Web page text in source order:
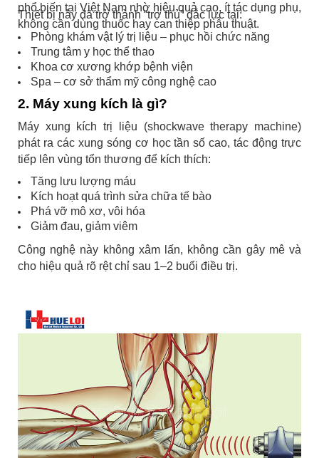
phổ biến tại Việt Nam nhờ hiệu quả cao, ít tác dụng phụ,
không cần dùng thuốc hay can thiệp phẫu thuật.
Thiết bị này đã trở thành “trợ thủ” đắc lực tại:
Phòng khám vật lý trị liệu – phục hồi chức năng
Trung tâm y học thể thao
Khoa cơ xương khớp bệnh viện
Spa – cơ sở thẩm mỹ công nghệ cao
2. Máy xung kích là gì?
Máy xung kích trị liệu (shockwave therapy machine)
phát ra các xung sóng cơ học tần số cao, tác động trực
tiếp lên vùng tổn thương để kích thích:
Tăng lưu lượng máu
Kích hoạt quá trình sửa chữa tế bào
Phá vỡ mô xơ, vôi hóa
Giảm đau, giảm viêm
Công nghệ này không xâm lấn, không cần gây mê và
cho hiệu quả rõ rệt chỉ sau 1–2 buổi điều trị.